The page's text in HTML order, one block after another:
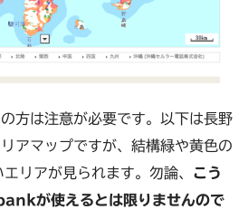
方は注意が必要です。以下は長野
アマップですが、結構緑や黄色の
リアが見られます。勿論、 こう
が使えるとは限りませんので